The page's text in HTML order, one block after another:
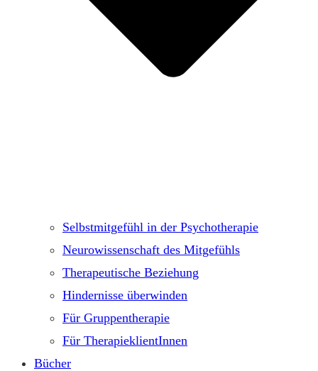
Selbstmitgefühl in der Psychotherapie
Neurowissenschaft des Mitgefühls
Therapeutische Beziehung
Hindernisse überwinden
Für Gruppentherapie
Für TherapieklientInnen
Bücher